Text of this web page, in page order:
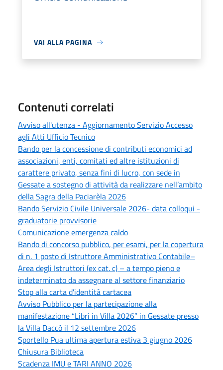
VAI ALLA PAGINA
Contenuti correlati
Avviso all'utenza - Aggiornamento Servizio Accesso
agli Atti Ufficio Tecnico
Bando per la concessione di contributi economici ad
associazioni, enti, comitati ed altre istituzioni di
carattere privato, senza fini di lucro, con sede in
Gessate a sostegno di attività da realizzare nell’ambito
della Sagra della Paciarèla 2026
Bando Servizio Civile Universale 2026- data colloqui -
graduatorie provvisorie
Comunicazione emergenza caldo
Bando di concorso pubblico, per esami, per la copertura
di n. 1 posto di Istruttore Amministrativo Contabile–
Area degli Istruttori (ex cat. c) – a tempo pieno e
indeterminato da assegnare al settore finanziario
Stop alla carta d'identità cartacea
Avviso Pubblico per la partecipazione alla
manifestazione “Libri in Villa 2026” in Gessate presso
la Villa Daccò il 12 settembre 2026
Sportello Pua ultima apertura estiva 3 giugno 2026
Chiusura Biblioteca
Scadenza IMU e TARI ANNO 2026